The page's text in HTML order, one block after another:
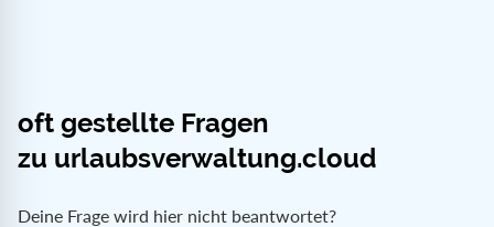
oft gestellte Fragen
zu urlaubsverwaltung.cloud
Deine Frage wird hier nicht beantwortet?